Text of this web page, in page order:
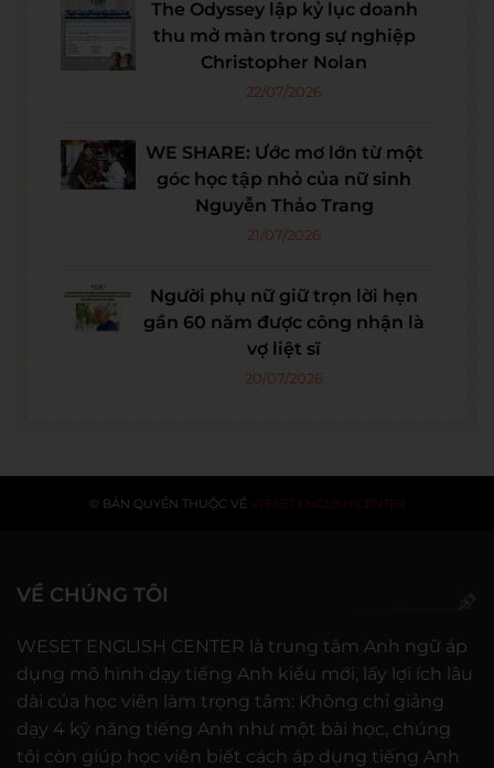
The Odyssey lập kỷ lục doanh
thu mở màn trong sự nghiệp
Christopher Nolan
22/07/2026
WE SHARE: Ước mơ lớn từ một
góc học tập nhỏ của nữ sinh
Nguyễn Thảo Trang
21/07/2026
Người phụ nữ giữ trọn lời hẹn
gần 60 năm được công nhận là
vợ liệt sĩ
20/07/2026
© BẢN QUYỀN THUỘC VỀ WESET ENGLISH CENTER
VỀ CHÚNG TÔI
WESET ENGLISH CENTER là trung tâm Anh ngữ áp
dụng mô hình dạy tiếng Anh kiểu mới, lấy lợi ích lâu
dài của học viên làm trọng tâm: Không chỉ giảng
dạy 4 kỹ năng tiếng Anh như một bài học, chúng
tôi còn giúp học viên biết cách áp dụng tiếng Anh